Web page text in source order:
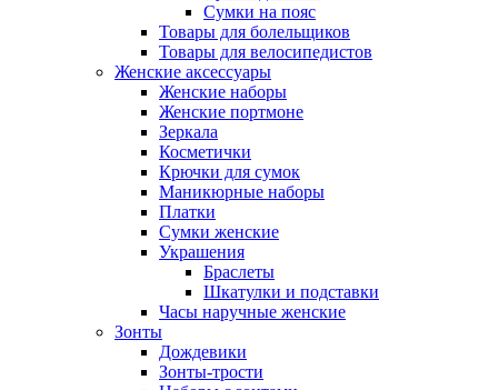
Сумки на пояс
Товары для болельщиков
Товары для велосипедистов
Женские аксессуары
Женские наборы
Женские портмоне
Зеркала
Косметички
Крючки для сумок
Маникюрные наборы
Платки
Сумки женские
Украшения
Браслеты
Шкатулки и подставки
Часы наручные женские
Зонты
Дождевики
Зонты-трости